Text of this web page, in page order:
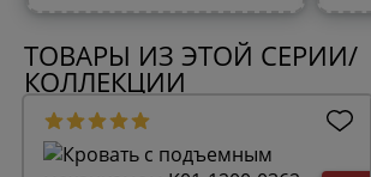
ТОВАРЫ ИЗ ЭТОЙ СЕРИИ/
КОЛЛЕКЦИИ